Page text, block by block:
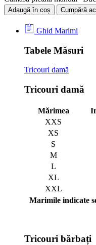
Adaugă în coș Cumpără
Ghid Marimi
Tabele Măsuri
Tricouri damă
Tricouri damă
Mărimea
XXS
XS
S
M
L
XL
XXL
Marimile indicate
Tricouri bărbați